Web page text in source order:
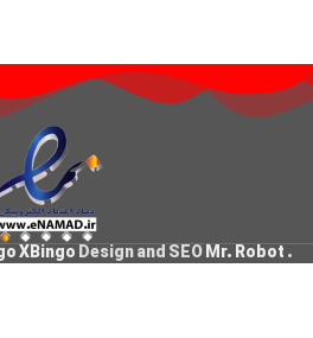
XBingoDesign and SEOMr. Robot.